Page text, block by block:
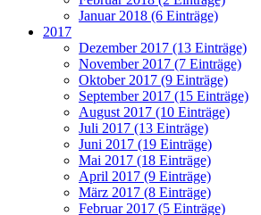
Januar 2018 (6 Einträge)
2017
Dezember 2017 (13 Einträge)
November 2017 (7 Einträge)
Oktober 2017 (9 Einträge)
September 2017 (15 Einträge)
August 2017 (10 Einträge)
Juli 2017 (13 Einträge)
Juni 2017 (19 Einträge)
Mai 2017 (18 Einträge)
April 2017 (9 Einträge)
März 2017 (8 Einträge)
Februar 2017 (5 Einträge)